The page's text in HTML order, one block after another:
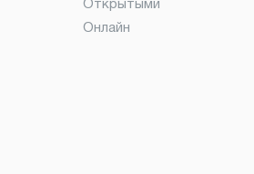
Открытыми
Онлайн